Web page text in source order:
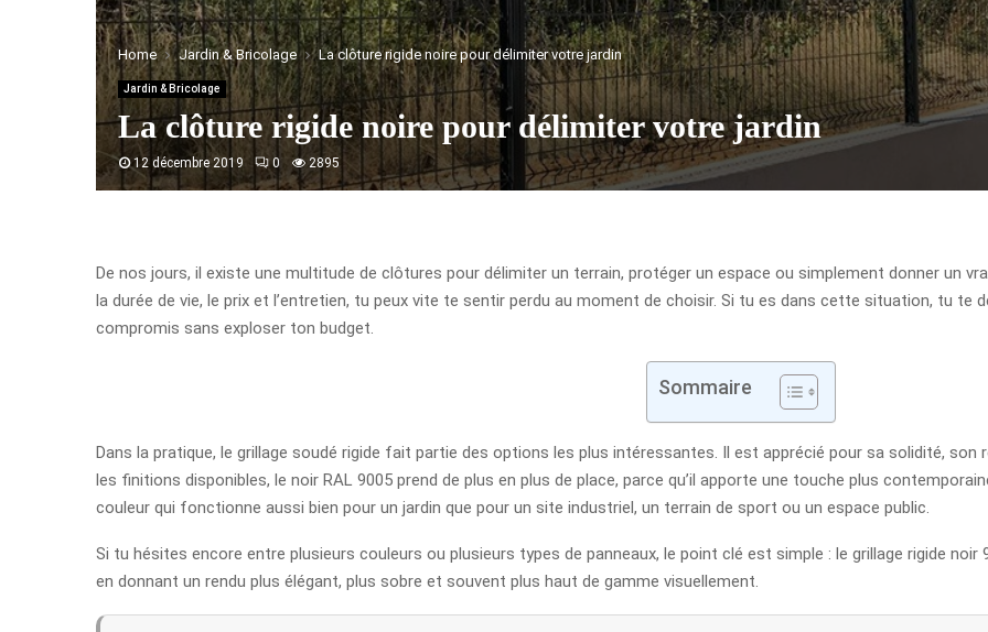
Home Jardin & Bricolage La clôture rigide noire pour délimiter votre jardin
Jardin & Bricolage
La clôture rigide noire pour délimiter votre jardin
12 décembre 2019 0 2895
De nos jours, il existe une multitude de clôtures pour délimiter un terrain, protéger un espace ou simplement donner un
la durée de vie, le prix et l’entretien, tu peux vite te sentir perdu au moment de choisir. Si tu es dans cette situation, tu
compromis sans exploser ton budget.
Sommaire
Dans la pratique, le grillage soudé rigide fait partie des options les plus intéressantes. Il est apprécié pour sa solidité,
les finitions disponibles, le noir RAL 9005 prend de plus en plus de place, parce qu’il apporte une touche plus
couleur qui fonctionne aussi bien pour un jardin que pour un site industriel, un terrain de sport ou un espace public.
Si tu hésites encore entre plusieurs couleurs ou plusieurs types de panneaux, le point clé est simple : le grillage rigide
en donnant un rendu plus élégant, plus sobre et souvent plus haut de gamme visuellement.